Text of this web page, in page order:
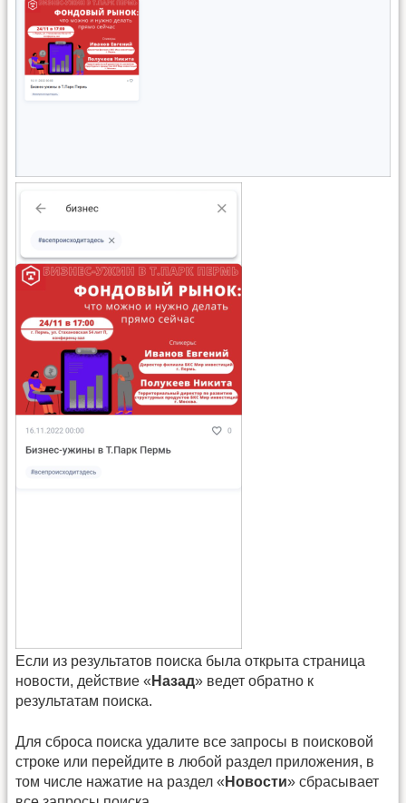
Если из результатов поиска была открыта страница
новости, действие « Назад» ведет обратно к
результатам поиска.
Для сброса поиска удалите все запросы в поисковой
строке или перейдите в любой раздел приложения, в
том числе нажатие на раздел « Новости» сбрасывает